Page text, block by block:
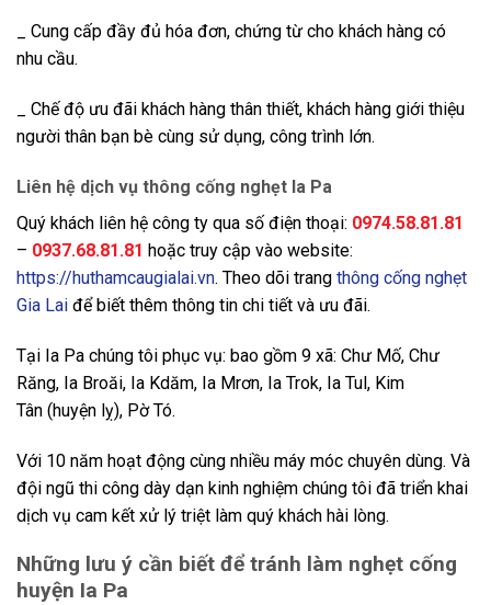
_ Cung cấp đầy đủ hóa đơn, chứng từ cho khách hàng có
nhu cầu.
_ Chế độ ưu đãi khách hàng thân thiết, khách hàng giới thiệu
người thân bạn bè cùng sử dụng, công trình lớn.
Liên hệ dịch vụ thông cống nghẹt Ia Pa
Quý khách liên hệ công ty qua số điện thoại: 0974.58.81.81
– 0937.68.81.81 hoặc truy cập vào website:
https://huthamcaugialai.vn. Theo dõi trang thông cống nghẹt
Gia Lai để biết thêm thông tin chi tiết và ưu đãi.
Tại Ia Pa chúng tôi phục vụ: bao gồm 9 xã: Chư Mố, Chư
Răng, Ia Broăi, Ia Kdăm, Ia Mrơn, Ia Trok, Ia Tul, Kim
Tân (huyện lỵ), Pờ Tó.
Với 10 năm hoạt động cùng nhiều máy móc chuyên dùng. Và
đội ngũ thi công dày dạn kinh nghiệm chúng tôi đã triển khai
dịch vụ cam kết xử lý triệt làm quý khách hài lòng.
Những lưu ý cần biết để tránh làm nghẹt cống
huyện Ia Pa